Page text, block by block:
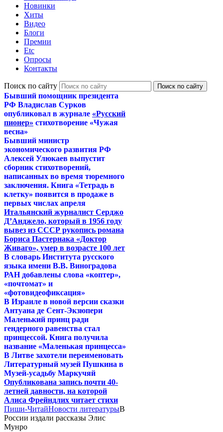
Новинки
Хиты
Видео
Блоги
Премии
Etc
Опросы
Контакты
Поиск по сайту
Бывший помощник президента
РФ Владислав Сурков
опубликовал в журнале «Русский
пионер» стихотворение «Чужая
весна»
Бывший министр
экономического развития РФ
Алексей Улюкаев выпустит
сборник стихотворений,
написанных во время тюремного
заключения. Книга «Тетрадь в
клетку» появится в продаже в
первых числах апреля
Итальянский журналист Серджо
Д’Анджело, который в 1956 году
вывез из СССР рукопись романа
Бориса Пастернака «Доктор
Живаго», умер в возрасте 100 лет
В словарь Института русского
языка имени В.В. Виноградова
РАН добавлены слова «коптер»,
«почтомат» и
«фотовидеофиксация»
В Израиле в новой версии сказки
Антуана де Сент-Экзюпери
Маленький принц ради
гендерного равенства стал
принцессой. Книга получила
название «Маленькая принцесса»
В Литве захотели переименовать
Литературный музей Пушкина в
Музей-усадьбу Маркучяй
Опубликована запись почти 40-
летней давности, на которой
Алиса Фрейндлих читает стихи
Пиши-ЧитайНовости литературыВ
России издали рассказы Элис
Мунро